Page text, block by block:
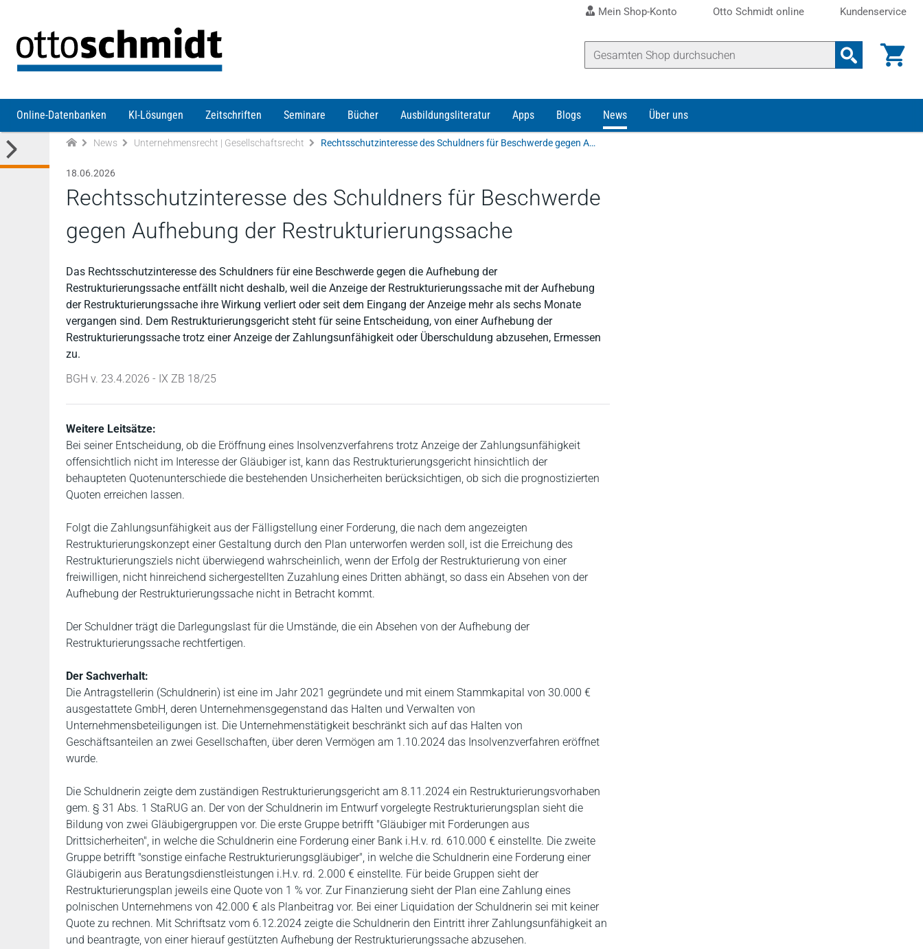
Mein Shop-Konto Otto Schmidt online Kundenservice
Online-Datenbanken KI-Lösungen Zeitschriften Seminare Bücher Ausbildungsliteratur Apps Blogs News Über uns
News Unternehmensrecht | Gesellschaftsrecht Rechtsschutzinteresse des Schuldners für Beschwerde gegen Aufhebung der Restrukturierungssache
18.06.2026
Rechtsschutzinteresse des Schuldners für Beschwerde
gegen Aufhebung der Restrukturierungssache
Das Rechtsschutzinteresse des Schuldners für eine Beschwerde gegen die Aufhebung der
Restrukturierungssache entfällt nicht deshalb, weil die Anzeige der Restrukturierungssache mit der Aufhebung
der Restrukturierungssache ihre Wirkung verliert oder seit dem Eingang der Anzeige mehr als sechs Monate
vergangen sind. Dem Restrukturierungsgericht steht für seine Entscheidung, von einer Aufhebung der
Restrukturierungssache trotz einer Anzeige der Zahlungsunfähigkeit oder Überschuldung abzusehen, Ermessen
zu.
BGH v. 23.4.2026 - IX ZB 18/25
Weitere Leitsätze:
Bei seiner Entscheidung, ob die Eröffnung eines Insolvenzverfahrens trotz Anzeige der Zahlungsunfähigkeit
offensichtlich nicht im Interesse der Gläubiger ist, kann das Restrukturierungsgericht hinsichtlich der
behaupteten Quotenunterschiede die bestehenden Unsicherheiten berücksichtigen, ob sich die prognostizierten
Quoten erreichen lassen.
Folgt die Zahlungsunfähigkeit aus der Fälligstellung einer Forderung, die nach dem angezeigten
Restrukturierungskonzept einer Gestaltung durch den Plan unterworfen werden soll, ist die Erreichung des
Restrukturierungsziels nicht überwiegend wahrscheinlich, wenn der Erfolg der Restrukturierung von einer
freiwilligen, nicht hinreichend sichergestellten Zuzahlung eines Dritten abhängt, so dass ein Absehen von der
Aufhebung der Restrukturierungssache nicht in Betracht kommt.
Der Schuldner trägt die Darlegungslast für die Umstände, die ein Absehen von der Aufhebung der
Restrukturierungssache rechtfertigen.
Der Sachverhalt:
Die Antragstellerin (Schuldnerin) ist eine im Jahr 2021 gegründete und mit einem Stammkapital von 30.000 €
ausgestattete GmbH, deren Unternehmensgegenstand das Halten und Verwalten von
Unternehmensbeteiligungen ist. Die Unternehmenstätigkeit beschränkt sich auf das Halten von
Geschäftsanteilen an zwei Gesellschaften, über deren Vermögen am 1.10.2024 das Insolvenzverfahren eröffnet
wurde.
Die Schuldnerin zeigte dem zuständigen Restrukturierungsgericht am 8.11.2024 ein Restrukturierungsvorhaben
gem. § 31 Abs. 1 StaRUG an. Der von der Schuldnerin im Entwurf vorgelegte Restrukturierungsplan sieht die
Bildung von zwei Gläubigergruppen vor. Die erste Gruppe betrifft "Gläubiger mit Forderungen aus
Drittsicherheiten", in welche die Schuldnerin eine Forderung einer Bank i.H.v. rd. 610.000 € einstellte. Die zweite
Gruppe betrifft "sonstige einfache Restrukturierungsgläubiger", in welche die Schuldnerin eine Forderung einer
Gläubigerin aus Beratungsdienstleistungen i.H.v. rd. 2.000 € einstellte. Für beide Gruppen sieht der
Restrukturierungsplan jeweils eine Quote von 1 % vor. Zur Finanzierung sieht der Plan eine Zahlung eines
polnischen Unternehmens von 42.000 € als Planbeitrag vor. Bei einer Liquidation der Schuldnerin sei mit keiner
Quote zu rechnen. Mit Schriftsatz vom 6.12.2024 zeigte die Schuldnerin den Eintritt ihrer Zahlungsunfähigkeit an
und beantragte, von einer hierauf gestützten Aufhebung der Restrukturierungssache abzusehen.